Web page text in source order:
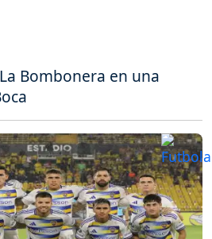
Bombonera en una